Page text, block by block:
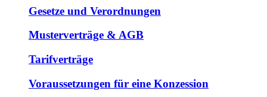
Gesetze und Verordnungen
Musterverträge & AGB
Tarifverträge
Voraussetzungen für eine Konzession